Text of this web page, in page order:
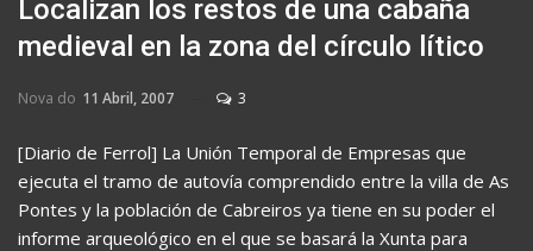
Localizan los restos de una cabaña
medieval en la zona del círculo lítico
Nova do 11 Abril, 2007 3
[Diario de Ferrol] La Unión Temporal de Empresas que
ejecuta el tramo de autovía comprendido entre la villa de As
Pontes y la población de Cabreiros ya tiene en su poder el
informe arqueológico en el que se basará la Xunta para